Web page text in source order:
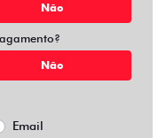
Não
Não
Email